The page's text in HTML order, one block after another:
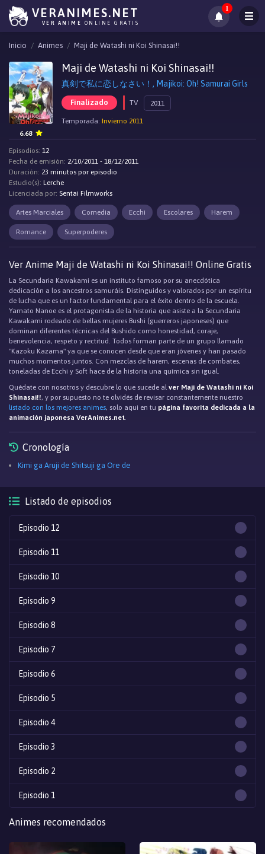
VERANIMES.NET
VER ANIME ONLINE GRATIS
1
Inicio Animes Maji de Watashi ni Koi Shinasai!!
Maji de Watashi ni Koi Shinasai!!
真剣で私に恋しなさい！, Majikoi: Oh! Samurai Girls
Finalizado TV 2011
Temporada: Invierno 2011
6.68
Episodios: 12
Fecha de emisión: 2/10/2011 - 18/12/2011
Duración: 23 minutos por episodio
Estudio(s): Lerche
Licenciada por: Sentai Filmworks
Artes Marciales Comedia Ecchi Escolares Harem
Romance Superpoderes
Ver Anime Maji de Watashi ni Koi Shinasai!! Online Gratis
La Secundaria Kawakami es un instituto famoso por su anecdótica
dedicación a los ancestros samuráis. Distinguidos y valorados por un espíritu
de lucha que es un factor fundamental para el éxito dentro de la escuela.
Yamato Nanoe es el protagonista de la historia que asiste a la Secundaria
Kawakami rodeado de bellas mujeres Bushi (guerreros japoneses) que
dominan diferentes técnicas del Bushido como honestidad, coraje,
benevolencia, respeto y rectitud. Todos forman parte de un grupo llamado
"Kazoku Kazama" ya que se conocen desde que eran jóvenes y han pasado
muchos momentos juntos. Con mezclas de harem, escenas de combates,
toneladas de Ecchi y Soft hace de la historia una química sin igual.
Quédate con nosotros y descubre lo que sucede alver Maji de Watashi ni Koi
Shinasai!!, y por supuesto no te olvidés de revisar constantemente nuestro
listado con los mejores animes, solo aqui en tu página favorita dedicada a la
animación japonesa VerAnimes.net.
Cronología
Kimi ga Aruji de Shitsuji ga Ore de
Listado de episodios
Episodio 12
Episodio 11
Episodio 10
Episodio 9
Episodio 8
Episodio 7
Episodio 6
Episodio 5
Episodio 4
Episodio 3
Episodio 2
Episodio 1
Animes recomendados